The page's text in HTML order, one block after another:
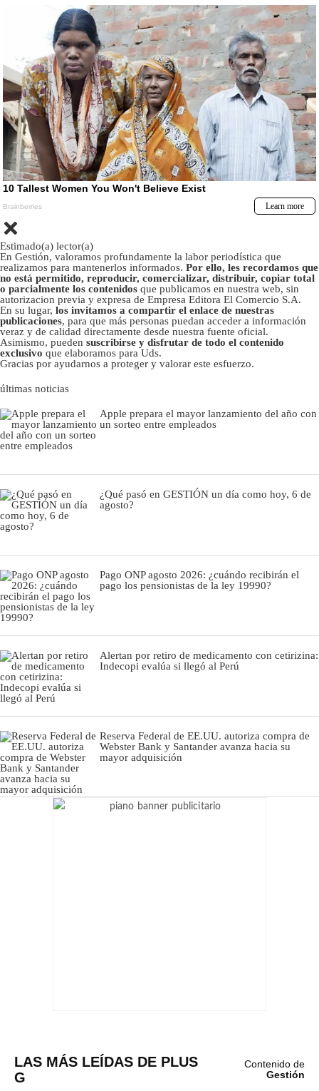
Estimado(a) lector(a)
En Gestión, valoramos profundamente la labor periodística que
realizamos para mantenerlos informados. Por ello, les recordamos que
no está permitido, reproducir, comercializar, distribuir, copiar total
o parcialmente los contenidos que publicamos en nuestra web, sin
autorizacion previa y expresa de Empresa Editora El Comercio S.A.
En su lugar, los invitamos a compartir el enlace de nuestras
publicaciones, para que más personas puedan acceder a información
veraz y de calidad directamente desde nuestra fuente oficial.
Asimismo, pueden suscribirse y disfrutar de todo el contenido
exclusivo que elaboramos para Uds.
Gracias por ayudarnos a proteger y valorar este esfuerzo.
últimas noticias
Apple prepara el mayor lanzamiento del año con
un sorteo entre empleados
¿Qué pasó en GESTIÓN un día como hoy, 6 de
agosto?
Pago ONP agosto 2026: ¿cuándo recibirán el
pago los pensionistas de la ley 19990?
Alertan por retiro de medicamento con cetirizina:
Indecopi evalúa si llegó al Perú
Reserva Federal de EE.UU. autoriza compra de
Webster Bank y Santander avanza hacia su
mayor adquisición
LAS MÁS LEÍDAS DE PLUS
G
Contenido de
Gestión